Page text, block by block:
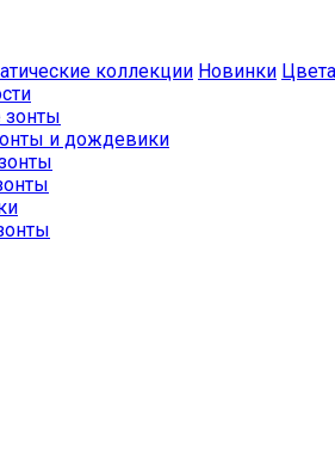
коллекции Новинки Цвета
и дождевики